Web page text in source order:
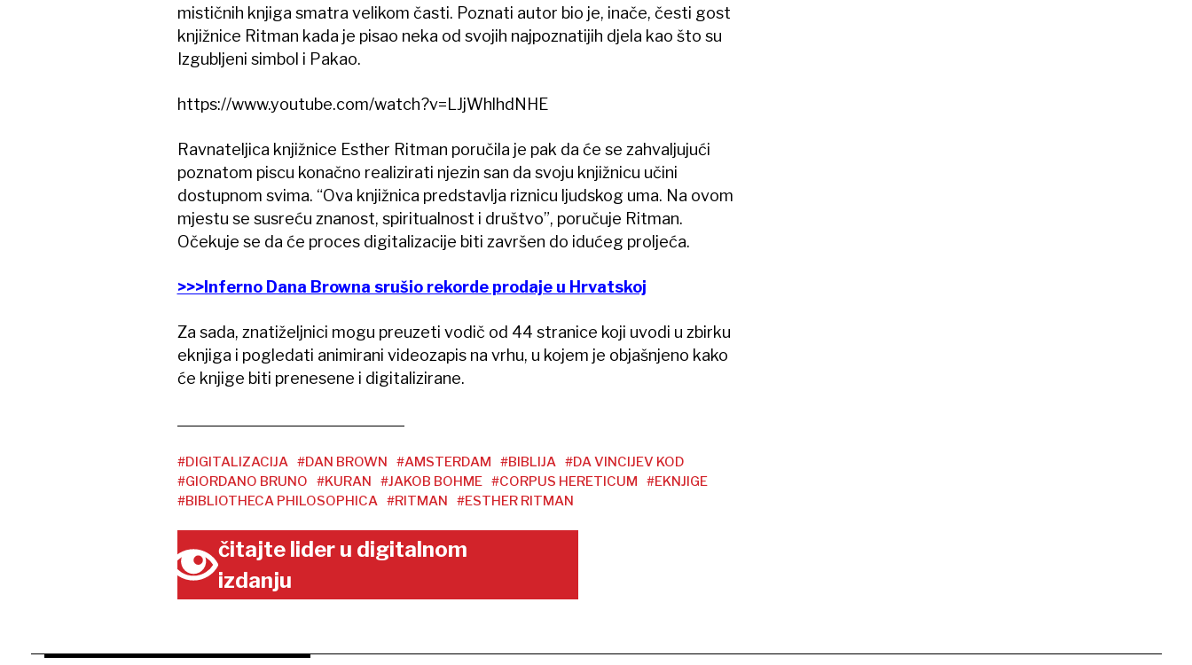
mističnih knjiga smatra velikom časti. Poznati autor bio je, inače, česti gost
knjižnice Ritman kada je pisao neka od svojih najpoznatijih djela kao što su
Izgubljeni simbol i Pakao.
https://www.youtube.com/watch?v=LJjWhlhdNHE
Ravnateljica knjižnice Esther Ritman poručila je pak da će se zahvaljujući
poznatom piscu konačno realizirati njezin san da svoju knjižnicu učini
dostupnom svima. “Ova knjižnica predstavlja riznicu ljudskog uma. Na ovom
mjestu se susreću znanost, spiritualnost i društvo”, poručuje Ritman.
Očekuje se da će proces digitalizacije biti završen do idućeg proljeća.
>>>Inferno Dana Browna srušio rekorde prodaje u Hrvatskoj
Za sada, znatiželjnici mogu preuzeti vodič od 44 stranice koji uvodi u zbirku
eknjiga i pogledati animirani videozapis na vrhu, u kojem je objašnjeno kako
će knjige biti prenesene i digitalizirane.
#DIGITALIZACIJA #DAN BROWN #AMSTERDAM #BIBLIJA #DA VINCIJEV KOD
#GIORDANO BRUNO
#KURAN #JAKOB BOHME #CORPUS HERETICUM
#EKNJIGE
#BIBLIOTHECA PHILOSOPHICA #RITMAN #ESTHER RITMAN
čitajte lider u digitalnom
izdanju